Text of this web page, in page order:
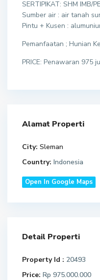
SERTIPIKAT: SHM IMB/
Sumber air : air tanah
Pintu + Kusen :
Pemanfaatan ; Hunian
PRICE: Penawaran 975
Alamat Properti
City: Sleman
Country: Indonesia
Open In Google Maps
Detail Properti
Property Id : 20493
Price: Rp 975.000.000